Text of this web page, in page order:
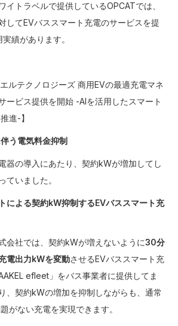
イトラベルで提供しているOPCATでは、
してEVバススマート充電のサービスを提
績があります。
ルテクノロジーズ 商用EVの最適充電マネ
ービス提供を開始 -AIを活用したスマート
進-】
う電気料金抑制
器の導入にあたり、契約kWが増加してし
ていました。
による契約kW抑制するEVバススマート充
会社では、契約kWが増えないように30分
電出力kWを変動させるEVバススマート充
efleet」をバス事業者に提供してま
、契約kWの増加を抑制しながらも、通常
がない充電を実現できます。